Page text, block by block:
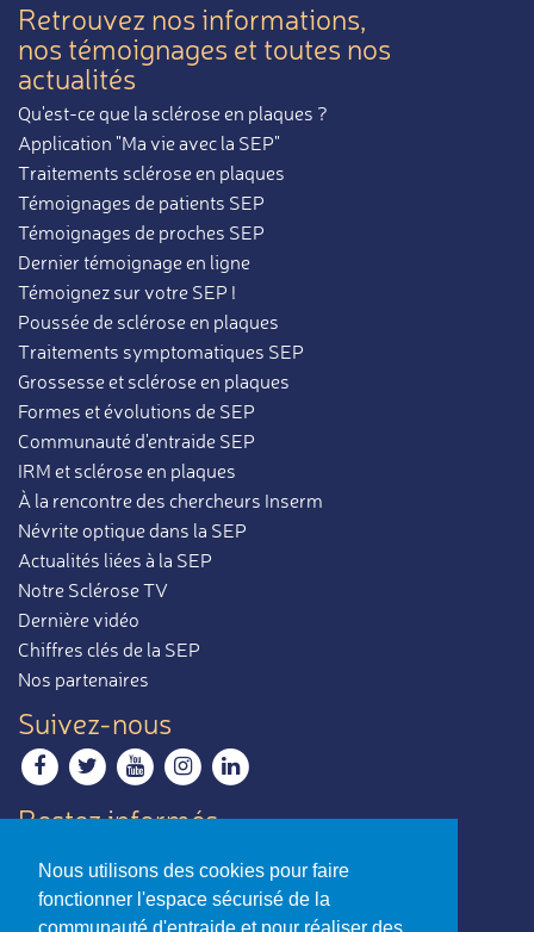
Nous utilisons des cookies pour faire
fonctionner l'espace sécurisé de la
Retrouvez nos informations,
nos témoignages et toutes nos
actualités
Qu'est-ce que la sclérose en plaques ?
Application "Ma vie avec la SEP"
Traitements sclérose en plaques
Témoignages de patients SEP
Témoignages de proches SEP
Dernier témoignage en ligne
Témoignez sur votre SEP !
Poussée de sclérose en plaques
Traitements symptomatiques SEP
Grossesse et sclérose en plaques
Formes et évolutions de SEP
Communauté d'entraide SEP
IRM et sclérose en plaques
À la rencontre des chercheurs Inserm
Névrite optique dans la SEP
Actualités liées à la SEP
Notre Sclérose TV
Dernière vidéo
Chiffres clés de la SEP
Nos partenaires
Suivez-nous
Restez informés
Contactez-nous
Envoyer un e-mail